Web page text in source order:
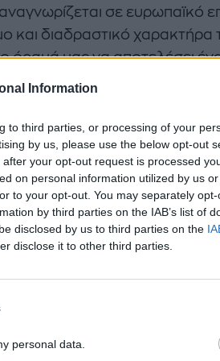
Information
to third parties, or processing of your
by us, please use the below opt-out
your opt-out request is processed
on personal information utilized by us
to your opt-out. You may separately
by third parties on the IAB’s list of
disclosed by us to third parties on the
disclose it to other third parties.
personal data.
σε ευρωπαϊκό
και διαδραστικό χαρακτήρα
όραμά μας να αποτελέσει
που τιμά τη μνήμη και
όλους. Μια σημαντική
που μας τίμησαν
Μάιο 2025.
της Τεχνόπολης, στους
συνεργάτες και
για να συνδυάσουν την
της Τεχνόπολης